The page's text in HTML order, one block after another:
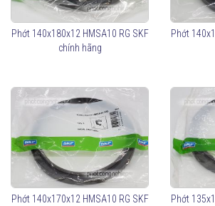
Phớt 140x180x12 HMSA10 RG SKF
chính hãng
Phớt
Phớt 140x170x12 HMSA10 RG SKF
Phớt